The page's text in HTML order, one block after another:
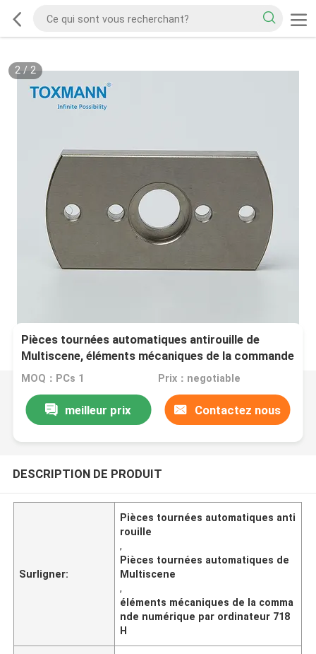
2/ 2
Pièces tournées automatiques antirouille de
Multiscene, éléments mécaniques de la commande
numérique par ordinateur 718H
MOQ：PCs 1 Prix：negotiable
meilleur prix Contactez nous
DESCRIPTION DE PRODUIT
Surligner:
Pièces tournées automatiques anti
rouille
,
Pièces tournées automatiques de
Multiscene
,
éléments mécaniques de la comma
nde numérique par ordinateur 718
H